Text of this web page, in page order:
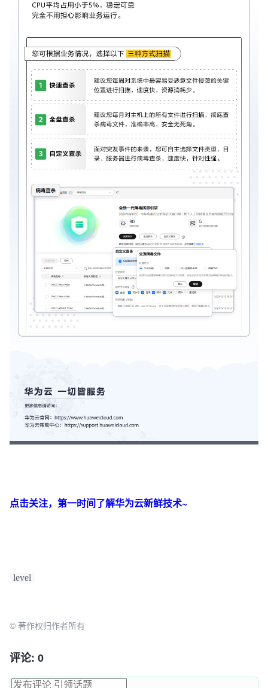
点击关注，第一时间了解华为云新鲜技术~
level
© 著作权归作者所有
评论: 0